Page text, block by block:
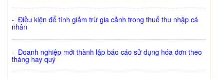
- Điều kiện để tính giảm trừ gia cảnh trong thuế thu nhập cá
nhân
- Doanh nghiệp mới thành lập báo cáo sử dụng hóa đơn theo
tháng hay quý